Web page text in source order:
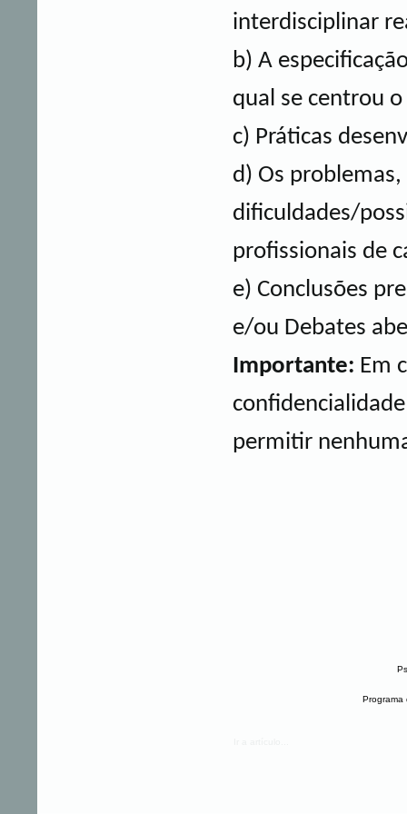
interdisciplinar
b) A
qual se centrou
c) Práticas
d) Os
dificuldades/
profissionais de
e) Conclusões
e/ou Debates
Importante: Em
permitir
Programa